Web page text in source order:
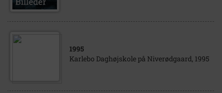
1995
Karlebo Daghøjskole på Niverødgaard, 1995